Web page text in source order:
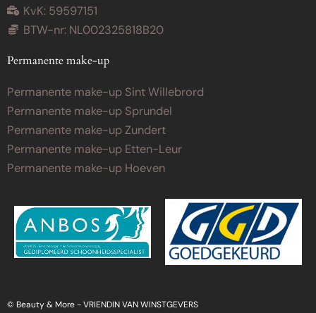
KvK: 59597151
BTW-nr: NL002325818B20
Permanente make-up
Permanente make-up Sint Willebrord
Permanente make-up Sprundel
Permanente make-up Zundert
Permanente make-up Etten-Leur
Permanente make-up Hoeven
© Beauty & More -VRIENDIN VAN WINSTGEVERS